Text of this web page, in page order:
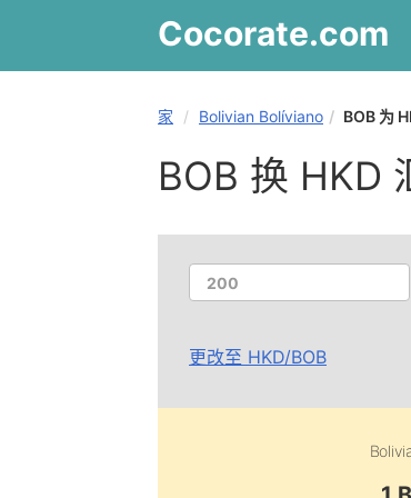
Cocorate.com
家 Bolivian Bolíviano BOB 为
BOB 换 HKD
更改至 HKD/BOB